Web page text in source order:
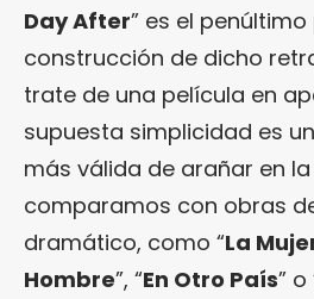
Day After” es el
construcción de dicho
trate de una película en
supuesta simplicidad es
más válida de arañar en
comparamos con obras
dramático, como “La
Hombre”, “En Otro País” o